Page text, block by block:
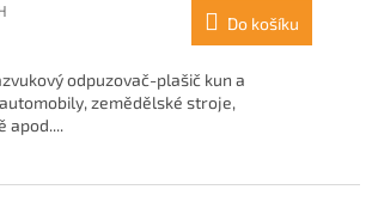
Do košíku
odpuzovač-plašič kun a
zemědělské stroje,
apod....